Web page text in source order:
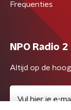
Frequenties
NPO Radio
Altijd op de